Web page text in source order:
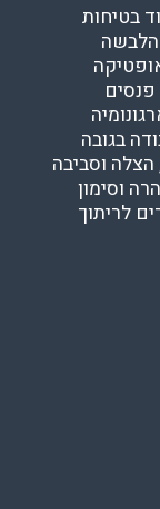
בטיחות
הלבשה
פנסים
בגובה
הצלה וסביבה
וסימון
לריתוך